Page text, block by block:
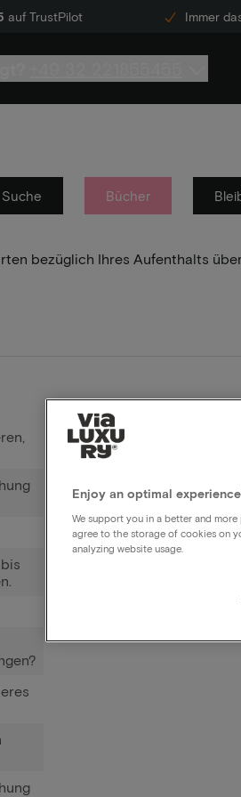
auf TrustPilot Immer
Suche Bücher
bezüglich Ihres Aufenthalts
Kann
Dies wird
vereinbaren.
an, dass Sie
Verbindung
rechnen Sie
Enjoy an optimal
We support you in a better and
agree to the storage of cookies on
analyzing website usage.